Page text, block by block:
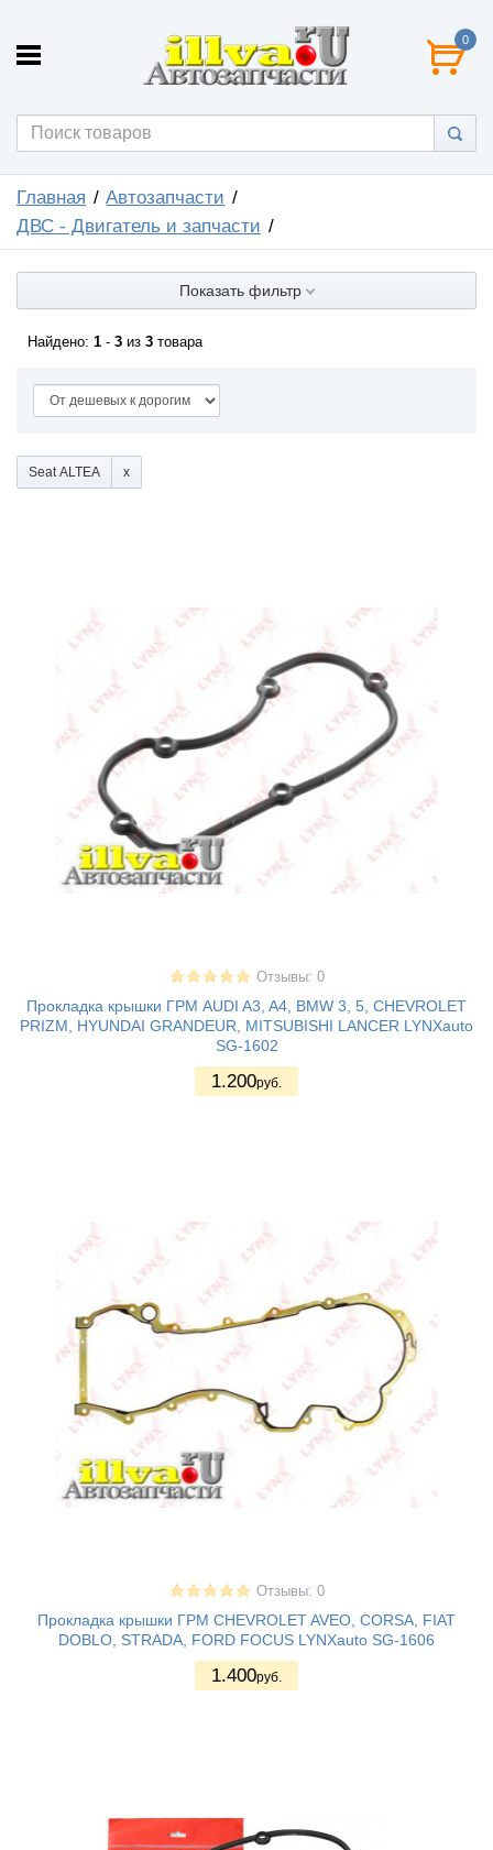
0
Главная
Автозапчасти
ДВС - Двигатель и запчасти
Показать фильтр
Найдено: 1 - 3 из 3 товара
Seat ALTEA
Отзывы: 0
Прокладка крышки ГРМ AUDI A3, A4, BMW 3, 5, CHEVROLET
PRIZM, HYUNDAI GRANDEUR, MITSUBISHI LANCER LYNXauto
SG-1602
1.200руб.
Отзывы: 0
Прокладка крышки ГРМ CHEVROLET AVEO, CORSA, FIAT
DOBLO, STRADA, FORD FOCUS LYNXauto SG-1606
1.400руб.